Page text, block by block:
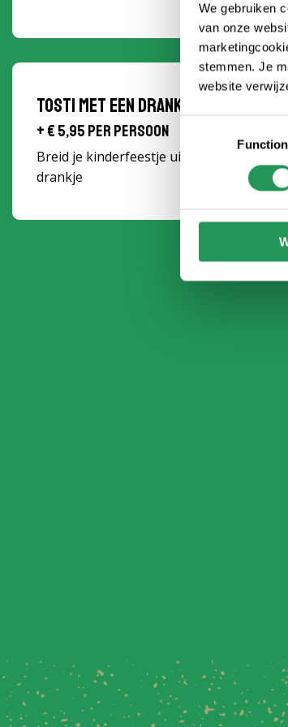
We gebruiken
van onze
stemmen. Je
website
Tosti met een drankje
+ € 5,95 per persoon
Breid je kinderfeestje uit met een
drankje